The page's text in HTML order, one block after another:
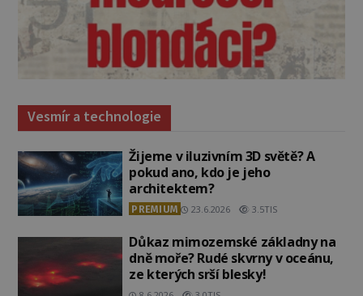
Vesmír a technologie
Žijeme v iluzivním 3D světě? A
pokud ano, kdo je jeho
architektem?
PREMIUM 23.6.2026 3.5TIS
Důkaz mimozemské základny na
dně moře? Rudé skvrny v oceánu,
ze kterých srší blesky!